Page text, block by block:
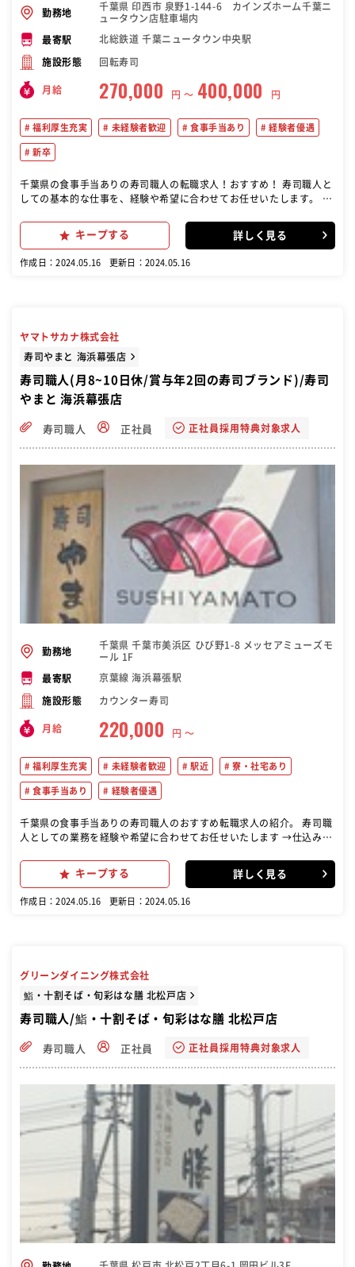
勤務地
千葉県 印西市 泉野1-144-6 カインズホーム千葉ニ
ュータウン店駐車場内
最寄駅 北総鉄道 千葉ニュータウン中央駅
施設形態 回転寿司
月給 270,000 円 〜 400,000 円
福利厚生充実 未経験者歓迎 食事手当あり 経験者優遇
新卒
千葉県の食事手当ありの寿司職人の転職求人！おすすめ！ 寿司職人と
しての基本的な仕事を、経験や希望に合わせてお任せいたします。 ※
キープする 詳しく見る
作成日：2024.05.16 更新日：2024.05.16
ヤマトサカナ株式会社
寿司やまと 海浜幕張店
寿司職人(月8~10日休/賞与年2回の寿司ブランド)/寿司
やまと 海浜幕張店
寿司職人 正社員 正社員採用特典対象求人
勤務地
千葉県 千葉市美浜区 ひび野1-8 メッセアミューズモ
ール 1F
最寄駅 京葉線 海浜幕張駅
施設形態 カウンター寿司
月給 220,000 円 〜
福利厚生充実 未経験者歓迎 駅近 寮・社宅あり
食事手当あり 経験者優遇
千葉県の食事手当ありの寿司職人のおすすめ転職求人の紹介。 寿司職
人としての業務を経験や希望に合わせてお任せいたします →仕込み・
キープする 詳しく見る
作成日：2024.05.16 更新日：2024.05.16
グリーンダイニング株式会社
鮨・十割そば・旬彩はな膳 北松戸店
寿司職人/鮨・十割そば・旬彩はな膳 北松戸店
寿司職人 正社員 正社員採用特典対象求人